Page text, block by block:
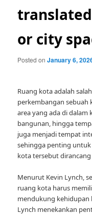
or city
Posted onJanuary 6,
Ruang kota adalah
perkembangan sebuah
area yang ada di dalam
bangunan, hingga
juga menjadi tempat
sehingga penting
kota tersebut
Menurut Kevin Lynch,
ruang kota harus
mendukung kehidupan
Lynch menekankan